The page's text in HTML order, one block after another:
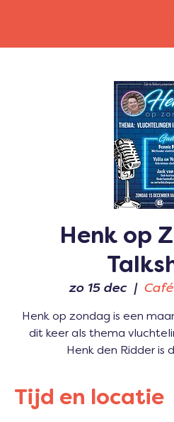
Henk op
zo 15 dec
  |
Henk op zondag is een
dit keer als thema
Tijd en locatie